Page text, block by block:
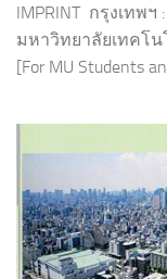
IMPRINT กรุงเทพ
มหาวิทยาลัยเทคโน
[For MU Students